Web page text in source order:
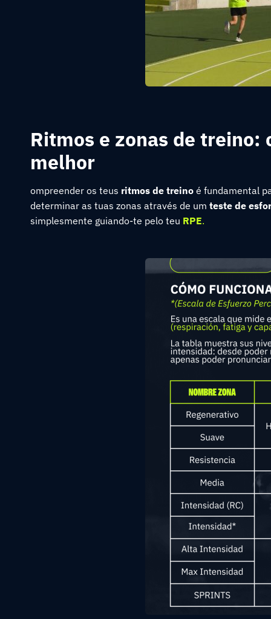
Ritmos e zonas de treino:
melhor
ompreender os teus ritmos de treino é fundamental
determinar as tuas zonas através de um teste de
simplesmente guiando-te pelo teu RPE.